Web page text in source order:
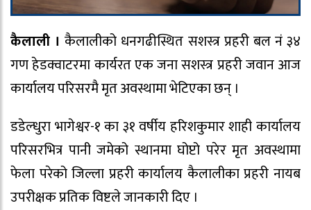
कैलाली । कैलालीको धनगढीस्थित सशस्त्र प्रहरी बल नं ३४
गण हेडक्वाटरमा कार्यरत एक जना सशस्त्र प्रहरी जवान आज
कार्यालय परिसरमै मृत अवस्थामा भेटिएका छन् ।
डडेल्धुरा भागेश्वर-१ का ३१ वर्षीय हरिशकुमार शाही कार्यालय
परिसरभित्र पानी जमेको स्थानमा घोप्टो परेर मृत अवस्थामा
फेला परेको जिल्ला प्रहरी कार्यालय कैलालीका प्रहरी नायब
उपरीक्षक प्रतिक विष्टले जानकारी दिए ।